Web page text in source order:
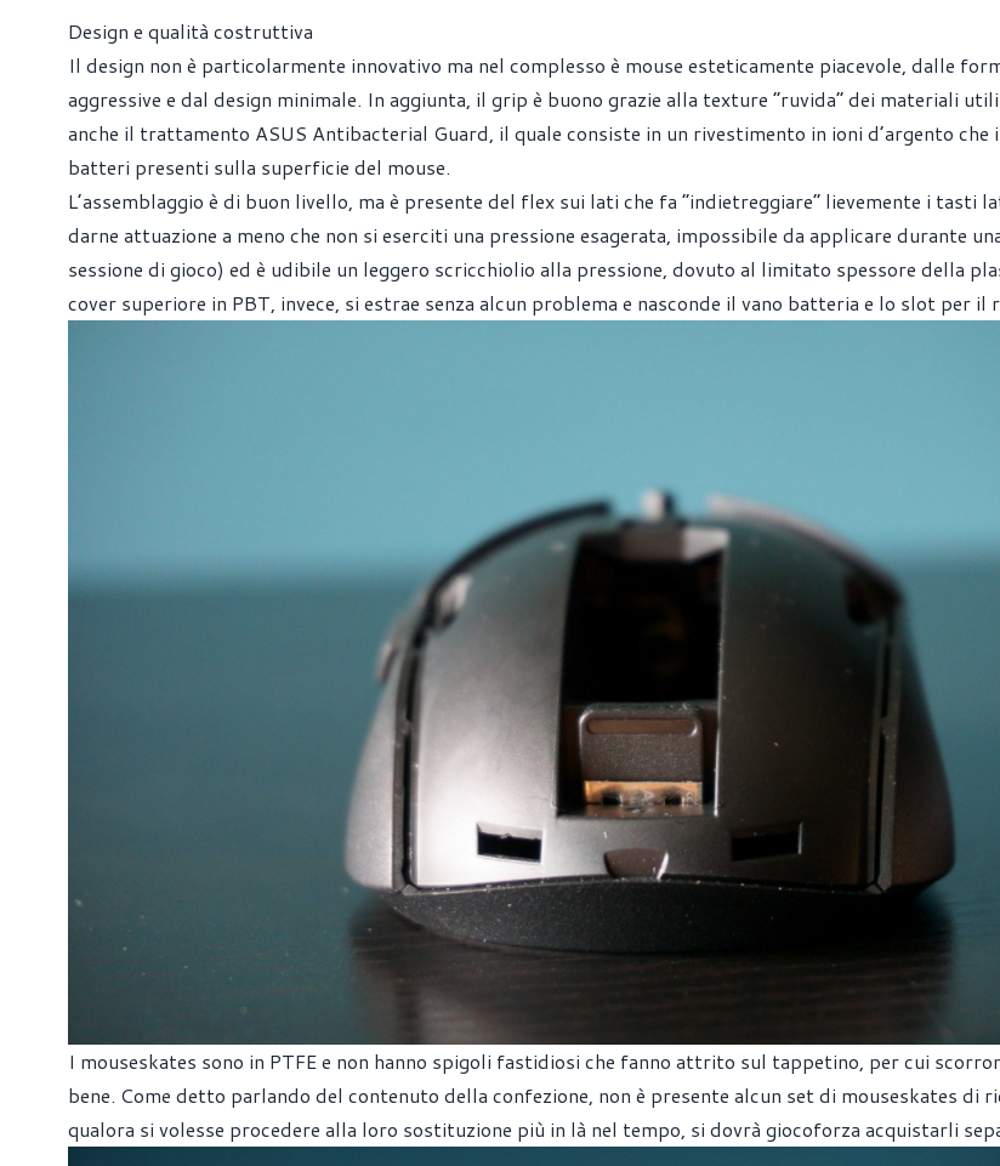
Design e qualità costruttiva
Il design non è particolarmente innovativo ma nel complesso è mouse esteticamente piacevole, dalle
aggressive e dal design minimale. In aggiunta, il grip è buono grazie alla texture “ruvida” dei materiali
anche il trattamento ASUS Antibacterial Guard, il quale consiste in un rivestimento in ioni d’argento che
batteri presenti sulla superficie del mouse.
L’assemblaggio è di buon livello, ma è presente del flex sui lati che fa “indietreggiare” lievemente i tasti
darne attuazione a meno che non si eserciti una pressione esagerata, impossibile da applicare durante
sessione di gioco) ed è udibile un leggero scricchiolio alla pressione, dovuto al limitato spessore della
cover superiore in PBT, invece, si estrae senza alcun problema e nasconde il vano batteria e lo slot per il
I mouseskates sono in PTFE e non hanno spigoli fastidiosi che fanno attrito sul tappetino, per cui
bene. Come detto parlando del contenuto della confezione, non è presente alcun set di mouseskates di
qualora si volesse procedere alla loro sostituzione più in là nel tempo, si dovrà giocoforza acquistarli